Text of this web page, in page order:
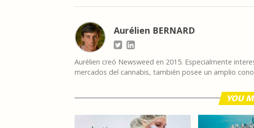
Aurélien BERNARD
Aurélien creó Newsweed en 2015. Especialmente
mercados del cannabis, también posee un amplio
YOU